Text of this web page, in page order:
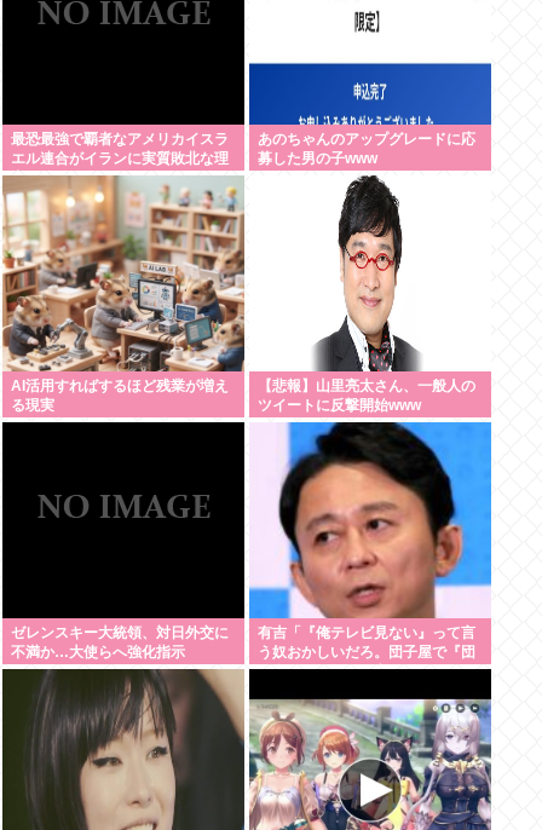
最恐最強で覇者なアメリカイスラ
エル連合がイランに実質敗北な理
由、分からない
あのちゃんのアップグレードに応
募した男の子www
AI活用すればするほど残業が増え
る現実
【悲報】山里亮太さん、一般人の
ツイートに反撃開始www
ゼレンスキー大統領、対日外交に
不満か…大使らへ強化指示
有吉「『俺テレビ見ない』って言
う奴おかしいだろ。団子屋で『団
子食べない』って言うか？こっち